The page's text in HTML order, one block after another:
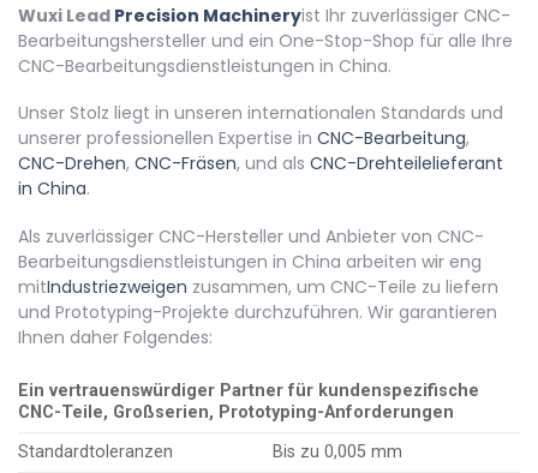
Wuxi Lead Precision Machineryist Ihr zuverlässiger CNC-
Bearbeitungshersteller und ein One-Stop-Shop für alle Ihre
CNC-Bearbeitungsdienstleistungen in China.
Unser Stolz liegt in unseren internationalen Standards und
unserer professionellen Expertise in CNC-Bearbeitung,
CNC-Drehen, CNC-Fräsen, und als CNC-Drehteilelieferant
in China.
Als zuverlässiger CNC-Hersteller und Anbieter von CNC-
Bearbeitungsdienstleistungen in China arbeiten wir eng
mitIndustriezweigen zusammen, um CNC-Teile zu liefern
und Prototyping-Projekte durchzuführen. Wir garantieren
Ihnen daher Folgendes:
Ein vertrauenswürdiger Partner für kundenspezifische
CNC-Teile, Großserien, Prototyping-Anforderungen
Standardtoleranzen
Bis zu 0,005 mm